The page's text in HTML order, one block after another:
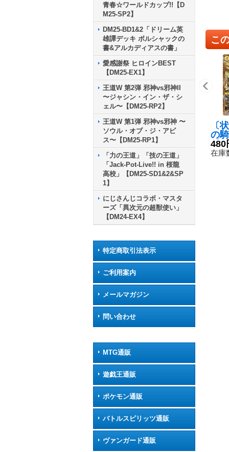
青春☆ワールドカップ!!【D
M25-SP2】
DM25-BD1&2「ドリーム英
雄譚デッキ ボルシャックの
書&アルカディアスの書」
愛感謝祭 ヒロインBEST
【DM25-EX1】
王道W 第2弾 邪神vs邪神II
〜ジャシン・イン・ザ・シ
ェル〜【DM25-RP2】
王道W 第1弾 邪神vs邪神 〜
ソウル・オブ・ジ・アビ
ス〜【DM25-RP1】
「力の王道」「技の王道」
「Jack-Pot-Live!! in 桜龍
高校」【DM25-SD1&2&SP
1】
にじさんじコラボ・マスタ
ーズ「異次元の超獣使い」
【DM24-EX4】
特定商取引法表示
ご利用案内
メールマガジン
問い合わせ
MTG通販
遊戯王通販
ポケモン通販
バトルスピリッツ通販
ヴァンガード通販
こ
〔
の
【
秘
480
在庫